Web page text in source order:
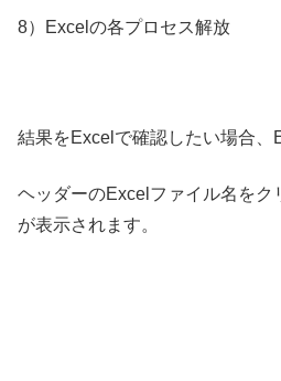
8）Excelの各プロセス解放
結果をExcelで確認したい場合、
ヘッダーのExcelファイル名をク
が表示されます。